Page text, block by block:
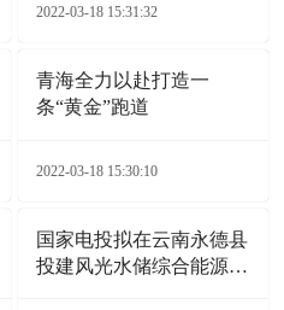
2022-03-18 15:31:32
青海全力以赴打造一
条“黄金”跑道
2022-03-18 15:30:10
国家电投拟在云南永德县
投建风光水储综合能源电